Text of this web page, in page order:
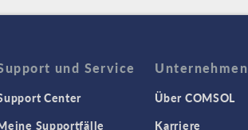
und Service
Center
Supportfälle
Unternehmen
Über COMSOL
Karriere